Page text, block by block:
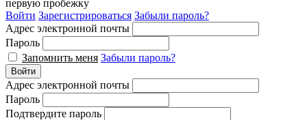
первую пробежку
Войти Зарегистрироваться Забыли пароль?
Адрес электронной почты
Пароль
Запомнить меня Забыли пароль?
Войти
Адрес электронной почты
Пароль
Подтвердите пароль